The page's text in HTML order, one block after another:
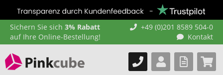
Sichern Sie sich 3% Rabatt
auf Ihre Online-Bestellung!
+49 (0)201 8589 504-0
Kontakt